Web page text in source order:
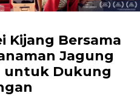
Kijang Bersama
Jagung
untuk Dukung